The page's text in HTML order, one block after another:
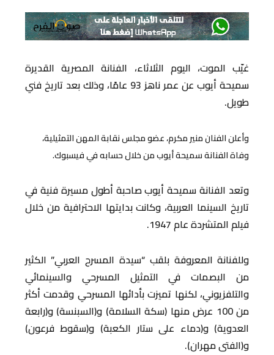
غيّب الموت، اليوم الثلاثاء، الفنانة المصرية القديرة
سميحة أيوب عن عمر ناهز 93 عامًا، وذلك بعد تاريخ فني
طويل.
وأعلن الفنان منير مكرم، عضو مجلس نقابة المهن التمثيلية،
وفاة الفنانة سميحة أيوب من خلال حسابه في فيسبوك.
وتعد الفنانة سميحة أيوب صاحبة أطول مسيرة فنية في
تاريخ السينما العربية، وكانت بدايتها الاحترافية من خلال
فيلم المتشردة عام 1947.
وللفنانة المعروفة بلقب “سيدة المسرح العربي” الكثير
من البصمات في التمثيل المسرحي والسينمائي
والتلفزيوني، لكنها تميزت بأدائها المسرحي وقدمت أكثر
من 100 عرض منها (سكة السلامة) و(السبنسة) و(رابعة
العدوية) و(دماء على ستار الكعبة) و(سقوط فرعون)
و(الفتى مهران).